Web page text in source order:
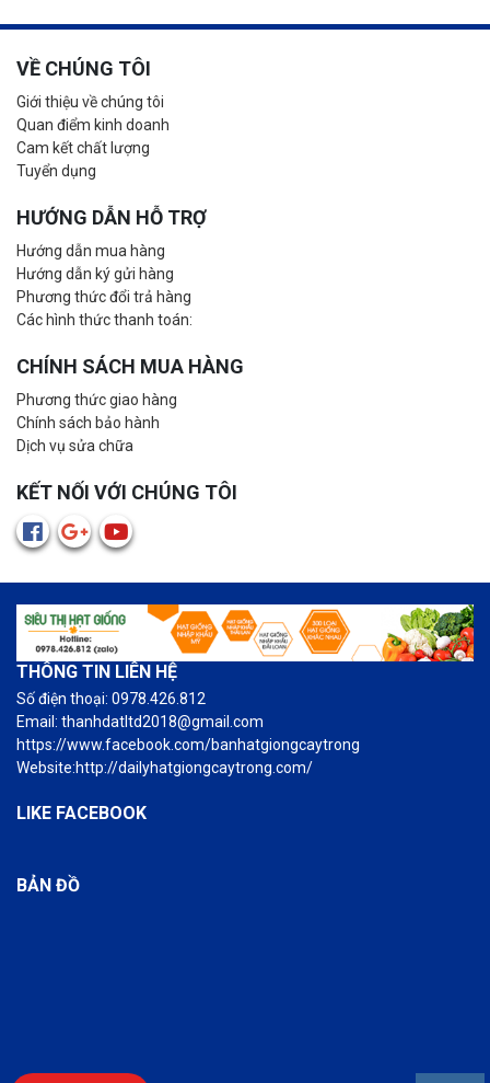
VỀ CHÚNG TÔI
Giới thiệu về chúng tôi
Quan điểm kinh doanh
Cam kết chất lượng
Tuyển dụng
HƯỚNG DẪN HỖ TRỢ
Hướng dẫn mua hàng
Hướng dẫn ký gửi hàng
Phương thức đổi trả hàng
Các hình thức thanh toán:
CHÍNH SÁCH MUA HÀNG
Phương thức giao hàng
Chính sách bảo hành
Dịch vụ sửa chữa
KẾT NỐI VỚI CHÚNG TÔI
THÔNG TIN LIÊN HỆ
Số điện thoại: 0978.426.812
Email: thanhdatltd2018@gmail.com
https://www.facebook.com/banhatgiongcaytrong
Website:http://dailyhatgiongcaytrong.com/
LIKE FACEBOOK
BẢN ĐỒ